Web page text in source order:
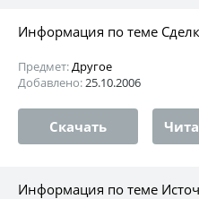
Информация по теме
Предмет:Другое
Добавлено:25.10.2006
Скачать
Информация по теме